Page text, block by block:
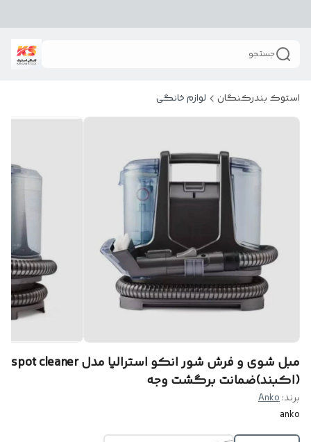
جستجو
استوک بندرکنگان لوازم خانگی
مبل شوی و فرش شور انکو استرالیا مدل spot cleaner
(اکبند)ضمانت برگشت وجه
برند:Anko
anko